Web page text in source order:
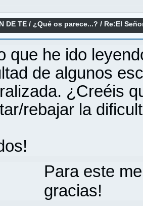
DE TE / ¿Qué os parece...? / Re:El
que he ido
de algunos
¿Creéis
rebajar la
Para este
gracias!